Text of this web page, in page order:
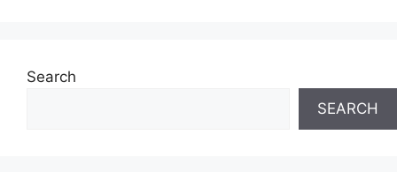
Search
SEARCH